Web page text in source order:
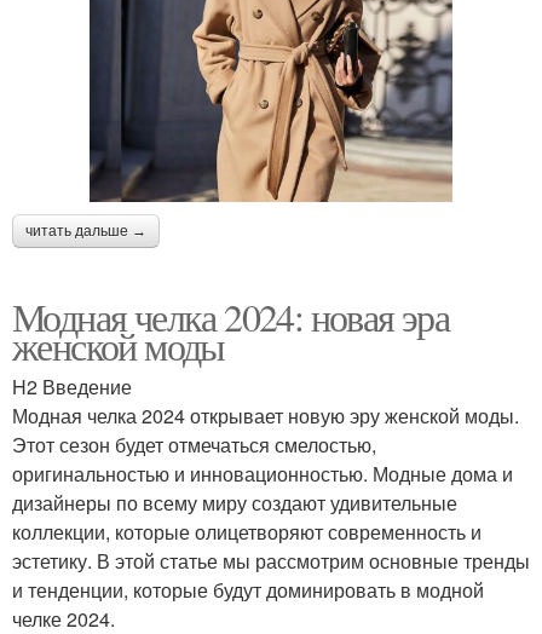
читать дальше →
Модная челка 2024: новая эра
женской моды
H2 Введение
Модная челка 2024 открывает новую эру женской моды.
Этот сезон будет отмечаться смелостью,
оригинальностью и инновационностью. Модные дома и
дизайнеры по всему миру создают удивительные
коллекции, которые олицетворяют современность и
эстетику. В этой статье мы рассмотрим основные тренды
и тенденции, которые будут доминировать в модной
челке 2024.